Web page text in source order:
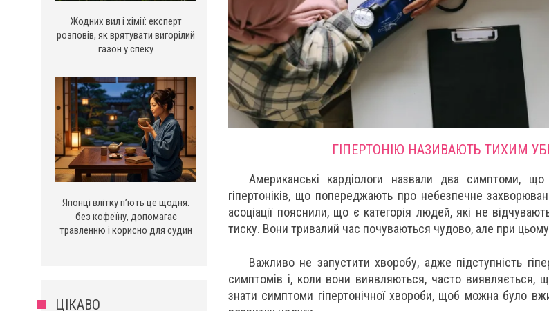
Жодних вил і хімії: експерт
розповів, як врятувати вигорілий
газон у спеку
Японці влітку п’ють це щодня:
без кофеїну, допомагає
травленню і корисно для судин
ЦІКАВО
ГІПЕРТОНІЮ НАЗИВАЮТЬ ТИХИМ
Американські кардіологи назвали два симптоми,
гіпертоніків, що попереджають про небезпечне
асоціації пояснили, що є категорія людей, які не
тиску. Вони тривалий час почуваються чудово, але при
Важливо не запустити хворобу, адже підступність
симптомів і, коли вони виявляються, часто виявляється,
знати симптоми гіпертонічної хвороби, щоб можна було